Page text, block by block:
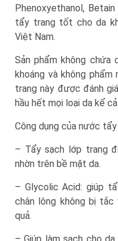
Phenoxyethanol,
tẩy trang tốt cho da
Việt Nam.
Sản phẩm không chứa
khoáng và không
trang này được đánh
hầu hết mọi loại da kể
Công dụng của nước tẩy
– Tẩy sạch lớp trang
nhờn trên bề mặt da.
– Glycolic Acid: giúp
chân lông không bị tắc
quả.